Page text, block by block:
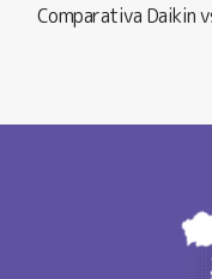
Comparativa Daikin